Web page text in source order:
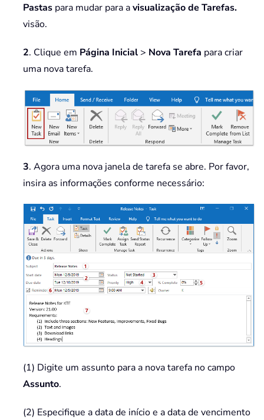
Pastas para mudar para avisualização de Tarefas.
visão.
2. Clique em Página Inicial > Nova Tarefa para criar
uma nova tarefa.
3. Agora uma nova janela de tarefa se abre. Por favor,
insira as informações conforme necessário:
(1) Digite um assunto para a nova tarefa no campo
Assunto.
(2) Especifique a data de início e a data de vencimento